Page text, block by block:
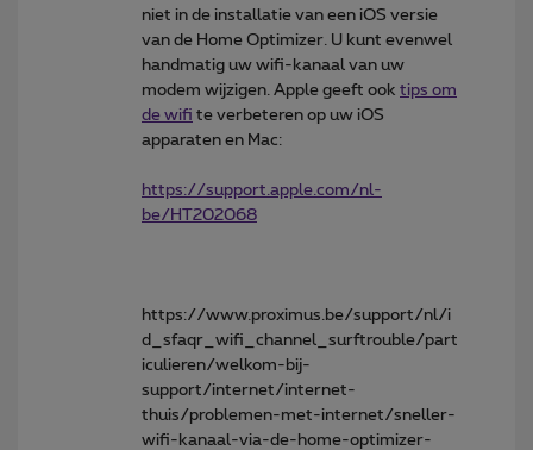
niet in de installatie van een iOS versie
van de Home Optimizer. U kunt evenwel
handmatig uw wifi-kanaal van uw
modem wijzigen. Apple geeft ook tips om
de wifi te verbeteren op uw iOS
apparaten en Mac:
https://support.apple.com/nl-
be/HT202068
https://www.proximus.be/support/nl/i
d_sfaqr_wifi_channel_surftrouble/part
iculieren/welkom-bij-
support/internet/internet-
thuis/problemen-met-internet/sneller-
wifi-kanaal-via-de-home-optimizer-